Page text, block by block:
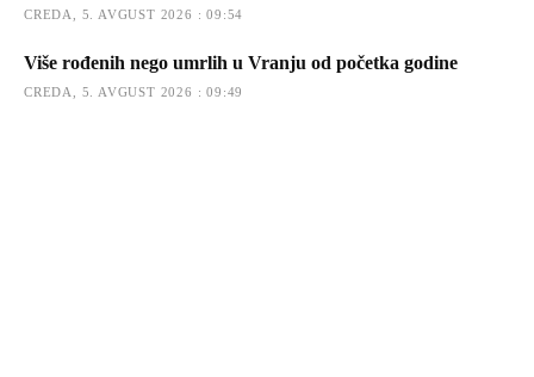
CREDA, 5. AVGUST 2026 : 09:54
Više rođenih nego umrlih u Vranju od početka godine
CREDA, 5. AVGUST 2026 : 09:49